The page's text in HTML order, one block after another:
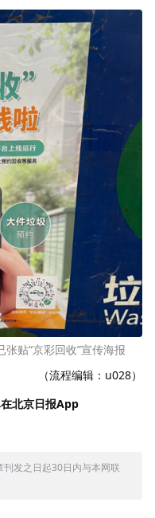
贴“京彩回收”宣传海报
（流程编辑：u028）
北京日报App
发之日起30日内与本网联